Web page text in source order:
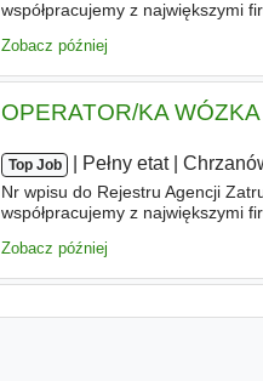
współpracujemy z największymi
Zobacz później
OPERATOR/KA
Top Job Pełny etat|
Nr wpisu do Rejestru Agencji
współpracujemy z największymi
Zobacz później